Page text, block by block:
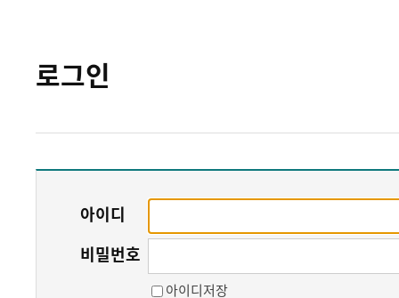
로그인
아이디
비밀번호
아이디저장